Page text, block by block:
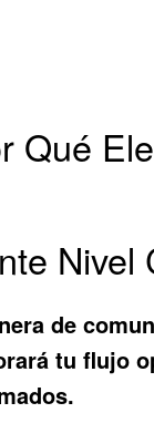
Qué
de
tu flujo